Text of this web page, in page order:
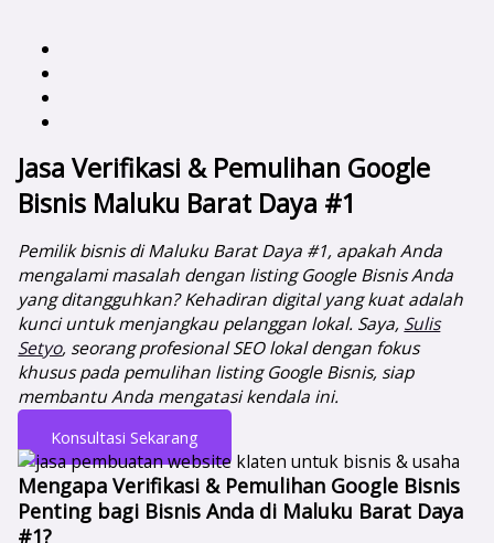
Jasa Verifikasi & Pemulihan Google
Bisnis Maluku Barat Daya #1
Pemilik bisnis di Maluku Barat Daya #1, apakah Anda
mengalami masalah dengan listing Google Bisnis Anda
yang ditangguhkan? Kehadiran digital yang kuat adalah
kunci untuk menjangkau pelanggan lokal. Saya, Sulis
Setyo, seorang profesional SEO lokal dengan fokus
khusus pada pemulihan listing Google Bisnis, siap
membantu Anda mengatasi kendala ini.
Konsultasi Sekarang
Mengapa Verifikasi & Pemulihan Google Bisnis
Penting bagi Bisnis Anda di Maluku Barat Daya
#1?